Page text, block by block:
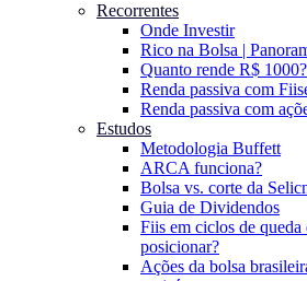
Recorrentes
Onde Investir
Rico na Bolsa |
Quanto rende R$ 1000?
Renda passiva com Fiis
Renda passiva com
Estudos
Metodologia Buffett
ARCA funciona?
Bolsa vs. corte da Selic
Guia de Dividendos
Fiis em ciclos de queda
posicionar?
Ações da bolsa